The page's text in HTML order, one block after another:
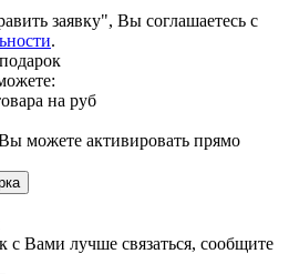
заявку", Вы соглашаетесь с
.
на руб
можете активировать прямо
с Вами лучше связаться, сообщите